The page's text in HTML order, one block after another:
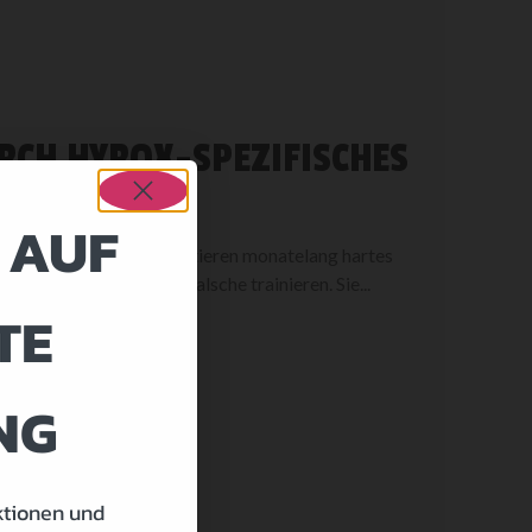
HYROX-SPEZIFISCHES
Athleten investieren monatelang hartes
weil sie das Falsche trainieren. Sie...
und